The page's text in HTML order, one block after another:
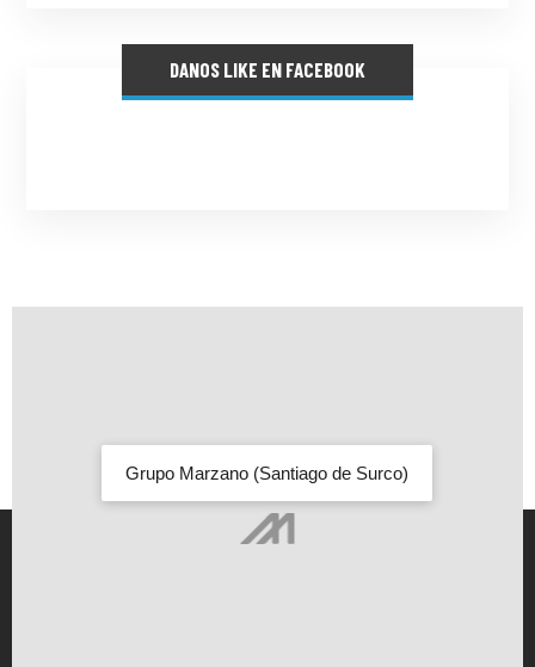
DANOS LIKE EN FACEBOOK
Grupo Marzano (Santiago de Surco)